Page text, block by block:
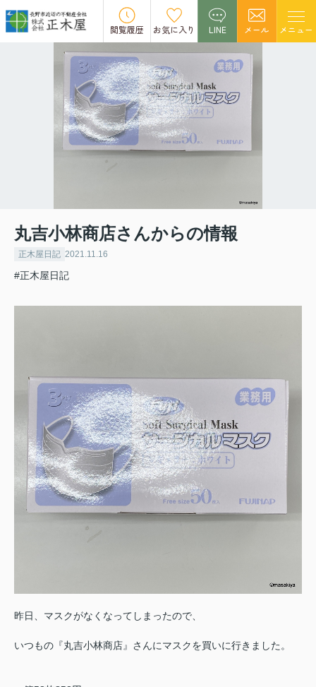
閲覧履歴 お気に入り LINE メール メニュー
丸吉小林商店さんからの情報
正木屋日記 2021.11.16
#正木屋日記
昨日、マスクがなくなってしまったので、
いつもの『丸吉小林商店』さんにマスクを買いに行きました。